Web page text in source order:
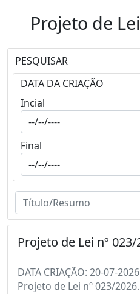
Projeto de
PESQUISAR
DATA DA CRIAÇÃO
Incial
Final
Projeto de Lei nº 023/
DATA CRIAÇÃO: 20-07-2026
Projeto de Lei nº 023/